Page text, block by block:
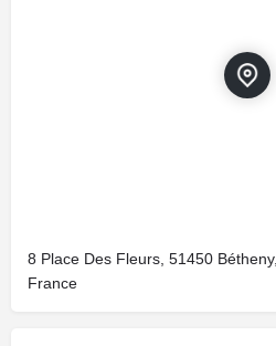
8 Place Des Fleurs, 51450 Bétheny,
France